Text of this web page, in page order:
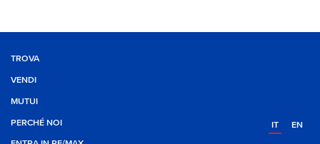
TROVA
VENDI
MUTUI
PERCHÉ NOI IT EN